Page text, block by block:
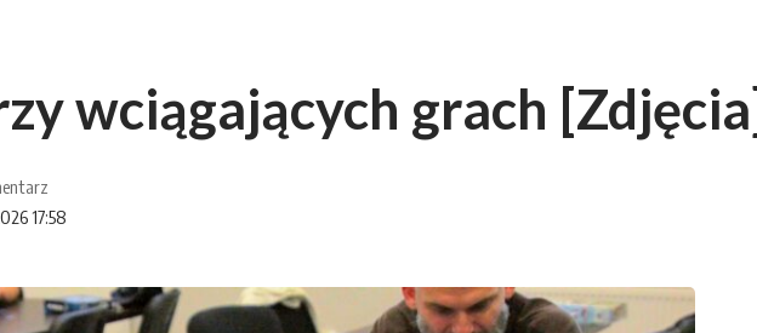
wciągających grach [Zdjęcia]
17:58